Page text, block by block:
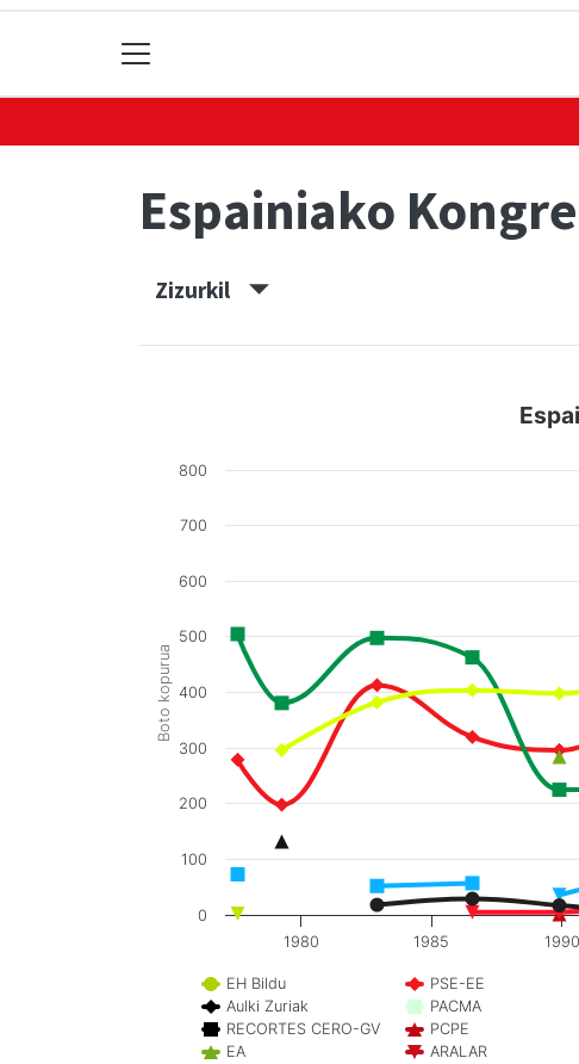
Espainiako
Zizurkil
Boto kopurua
EH Bildu PSE-EE
Aulki Zuriak
PACMA
RECORTES CERO-GV
PCPE
EA
ARALAR
1980 1985 1990
0
100
200
300
400
500
600
700
800